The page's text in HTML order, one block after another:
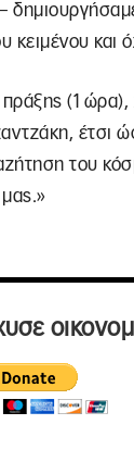
και
(1 ώρα),
έτσι
του